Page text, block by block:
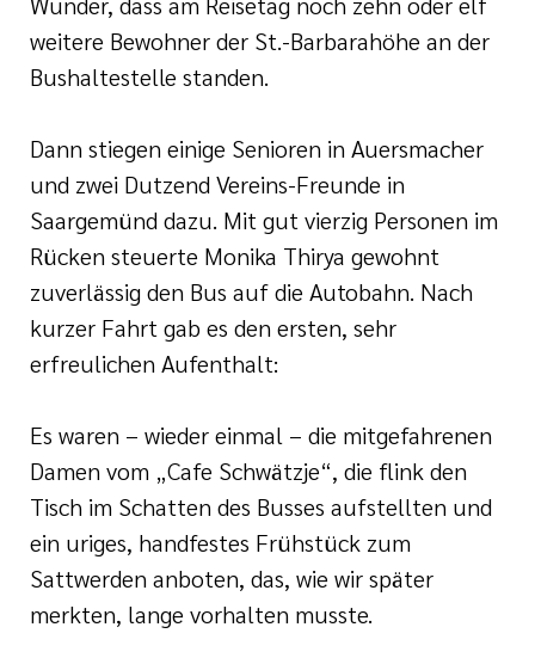
weitere Bewohner der St.-Barbarahöhe an der
Bushaltestelle standen.
Dann stiegen einige Senioren in Auersmacher
und zwei Dutzend Vereins-Freunde in
Saargemünd dazu. Mit gut vierzig Personen im
Rücken steuerte Monika Thirya gewohnt
zuverlässig den Bus auf die Autobahn. Nach
kurzer Fahrt gab es den ersten, sehr
erfreulichen Aufenthalt:
Es waren – wieder einmal – die mitgefahrenen
Damen vom „Cafe Schwätzje“, die flink den
Tisch im Schatten des Busses aufstellten und
ein uriges, handfestes Frühstück zum
Sattwerden anboten, das, wie wir später
merkten, lange vorhalten musste.